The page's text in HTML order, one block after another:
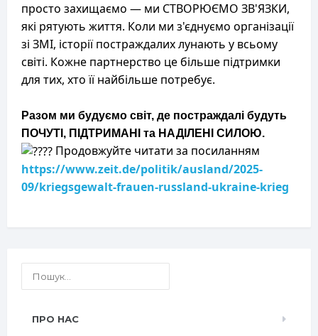
просто захищаємо — ми СТВОРЮЄМО ЗВ'ЯЗКИ,
які рятують життя. Коли ми з'єднуємо організації
зі ЗМІ, історії постраждалих лунають у всьому
світі. Кожне партнерство це більше підтримки
для тих, хто її найбільше потребує.
Разом ми будуємо світ, де постраждалі будуть
ПОЧУТІ, ПІДТРИМАНІ та НАДІЛЕНІ СИЛОЮ.
Продовжуйте читати за посиланням
https://www.zeit.de/politik/ausland/2025-
09/kriegsgewalt-frauen-russland-ukraine-krieg
ПРО НАС